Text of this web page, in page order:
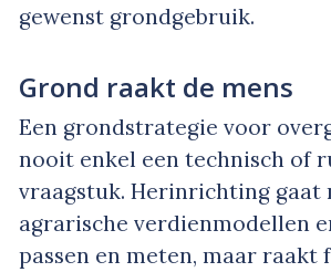
gewenst grondgebruik.
Grond raakt de mens
Een grondstrategie voor
nooit enkel een technisch of
vraagstuk. Herinrichting gaat
agrarische verdienmodellen
passen en meten, maar raakt